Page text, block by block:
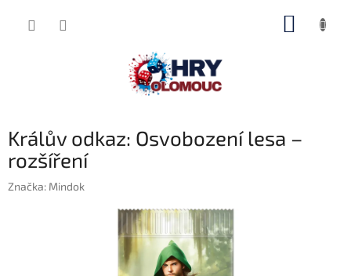
Králův odkaz: Osvobození lesa –
rozšíření
Značka: Mindok